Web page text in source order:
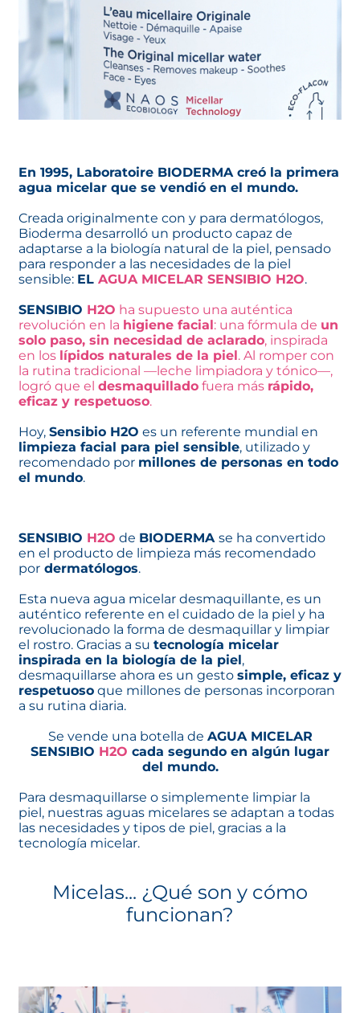
En 1995, Laboratoire BIODERMA creó la primera
agua micelar que se vendió en el mundo.
Creada originalmente con y para dermatólogos,
Bioderma desarrolló un producto capaz de
adaptarse a la biología natural de la piel, pensado
para responder a las necesidades de la piel
sensible: EL AGUA MICELAR SENSIBIO H2O.
SENSIBIO H2O ha supuesto una auténtica
revolución en la higiene facial: una fórmula de un
solo paso, sin necesidad de aclarado, inspirada
en los lípidos naturales de la piel. Al romper con
la rutina tradicional —leche limpiadora y tónico—,
logró que el desmaquillado fuera más rápido,
eficaz y respetuoso.
Hoy, Sensibio H2O es un referente mundial en
limpieza facial para piel sensible, utilizado y
recomendado por millones de personas en todo
el mundo.
SENSIBIO H2O de BIODERMA se ha convertido
en el producto de limpieza más recomendado
por dermatólogos.
Esta nueva agua micelar desmaquillante, es un
auténtico referente en el cuidado de la piel y ha
revolucionado la forma de desmaquillar y limpiar
el rostro. Gracias a su tecnología micelar
inspirada en la biología de la piel,
desmaquillarse ahora es un gesto simple, eficaz y
respetuoso que millones de personas incorporan
a su rutina diaria.
Se vende una botella de AGUA MICELAR
SENSIBIO H2O cada segundo en algún lugar
del mundo.
Para desmaquillarse o simplemente limpiar la
piel, nuestras aguas micelares se adaptan a todas
las necesidades y tipos de piel, gracias a la
tecnología micelar.
Micelas... ¿Qué son y cómo
funcionan?